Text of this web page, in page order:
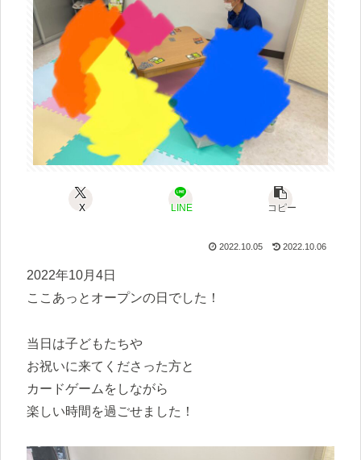
X LINE コピー
2022.10.05 2022.10.06
2022年10月4日
ここあっとオープンの日でした！
当日は子どもたちや
お祝いに来てくださった方と
カードゲームをしながら
楽しい時間を過ごせました！